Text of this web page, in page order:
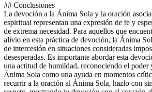
## Conclusiones
La devoción a la Ánima Sola y la oración
espiritual representan una expresión de fe y
de extrema necesidad. Para aquellos que
alivio en esta práctica de devoción, la Ánima
de intercesión en situaciones consideradas
desesperadas. Es importante abordar esta
una actitud de humildad, reconociendo el poder
Ánima Sola como una ayuda en momentos
recurrir a la oración al Ánima Sola, hazlo con